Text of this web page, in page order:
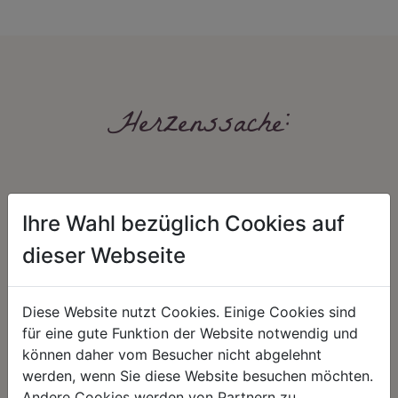
Herzenssache:
HARMONIE
Unser Sortiment steht für ein
positives Lebensgefühl. Wir
schenken natürliche, stilvolle
Momente für harmonische Stunden
zu Hause – den Ort, an dem
FAIRNESS
Nicht immer ist der günstigste Preis
auch ein guter Preis. Wir handeln
fair – im Hinblick auf unsere
Kalkulation, angemessene
Entlohnung und unsere
Ihre Wahl bezüglich Cookies auf
dieser Webseite
Diese Website nutzt Cookies. Einige Cookies sind
für eine gute Funktion der Website notwendig und
können daher vom Besucher nicht abgelehnt
werden, wenn Sie diese Website besuchen möchten.